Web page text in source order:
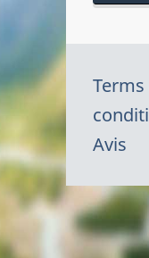
Terms
Avis